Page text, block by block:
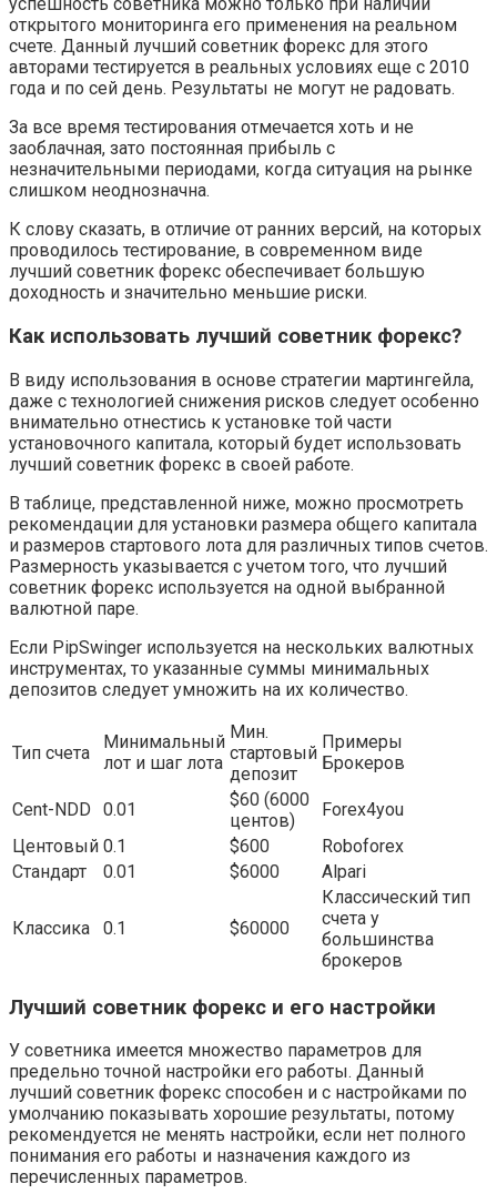
успешность советника можно только при наличии
открытого мониторинга его применения на реальном
счете. Данный лучший советник форекс для этого
авторами тестируется в реальных условиях еще с 2010
года и по сей день. Результаты не могут не радовать.
За все время тестирования отмечается хоть и не
заоблачная, зато постоянная прибыль с
незначительными периодами, когда ситуация на рынке
слишком неоднозначна.
К слову сказать, в отличие от ранних версий, на которых
проводилось тестирование, в современном виде
лучший советник форекс обеспечивает большую
доходность и значительно меньшие риски.
Как использовать лучший советник форекс?
В виду использования в основе стратегии мартингейла,
даже с технологией снижения рисков следует особенно
внимательно отнестись к установке той части
установочного капитала, который будет использовать
лучший советник форекс в своей работе.
В таблице, представленной ниже, можно просмотреть
рекомендации для установки размера общего капитала
и размеров стартового лота для различных типов счетов.
Размерность указывается с учетом того, что лучший
советник форекс используется на одной выбранной
валютной паре.
Если PipSwinger используется на нескольких валютных
инструментах, то указанные суммы минимальных
депозитов следует умножить на их количество.
Тип счета
Минимальный
лот и шаг лота
Мин.
стартовый
депозит
Примеры
Брокеров
Сent-NDD 0.01
$60 (6000
центов)
Forex4you
Центовый 0.1 $600
Roboforex
Стандарт
0.01 $6000 Alpari
Классика 0.1 $60000
Классический тип
счета у
большинства
брокеров
Лучший советник форекс и его настройки
У советника имеется множество параметров для
предельно точной настройки его работы. Данный
лучший советник форекс способен и с настройками по
умолчанию показывать хорошие результаты, потому
рекомендуется не менять настройки, если нет полного
понимания его работы и назначения каждого из
перечисленных параметров.